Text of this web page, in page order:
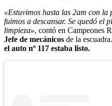
«Estuvimos hasta las 2am con la
fuimos a descansar. Se quedó el
limpieza», contó en Campeones
Jefe de mecánicos de la escuadra.
el auto nº 117 estaba listo.